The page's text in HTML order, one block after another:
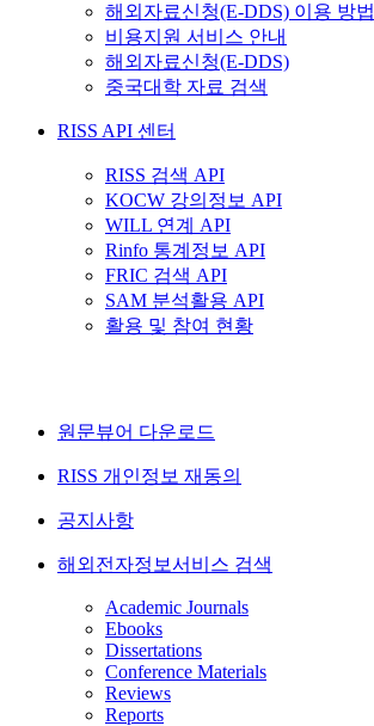
해외자료신청(E-DDS) 이용 방법
비용지원 서비스 안내
해외자료신청(E-DDS)
중국대학 자료 검색
RISS API 센터
RISS 검색 API
KOCW 강의정보 API
WILL 연계 API
Rinfo 통계정보 API
FRIC 검색 API
SAM 분석활용 API
활용 및 참여 현황
원문뷰어 다운로드
RISS 개인정보 재동의
공지사항
해외전자정보서비스 검색
Academic Journals
Ebooks
Dissertations
Conference Materials
Reviews
Reports